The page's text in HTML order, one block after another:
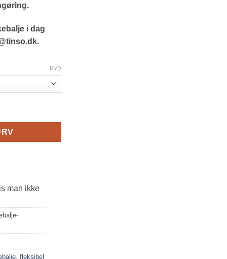
i dag
RYD
man ikke
fleksibel